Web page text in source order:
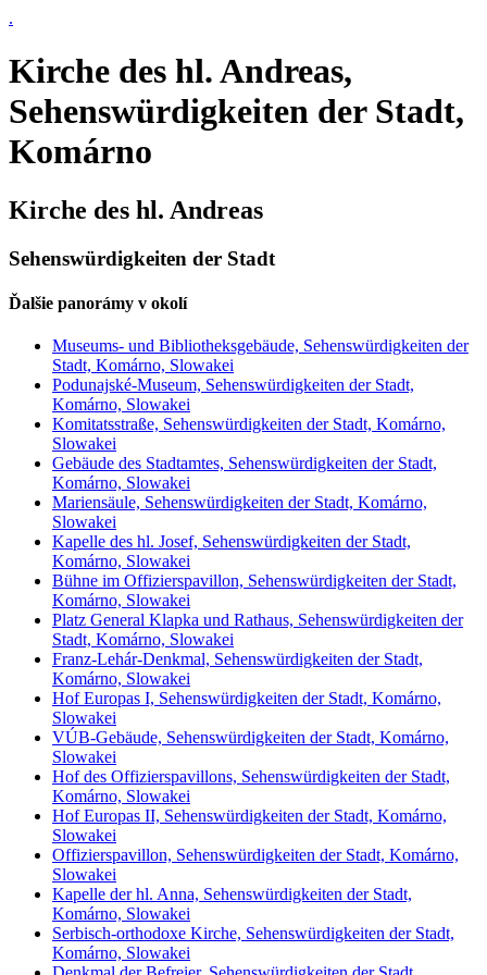
.
Kirche des hl. Andreas,
Sehenswürdigkeiten der Stadt,
Komárno
Kirche des hl. Andreas
Sehenswürdigkeiten der Stadt
Ďalšie panorámy v okolí
Museums- und Bibliotheksgebäude, Sehenswürdigkeiten der
Stadt, Komárno, Slowakei
Podunajské-Museum, Sehenswürdigkeiten der Stadt,
Komárno, Slowakei
Komitatsstraße, Sehenswürdigkeiten der Stadt, Komárno,
Slowakei
Gebäude des Stadtamtes, Sehenswürdigkeiten der Stadt,
Komárno, Slowakei
Mariensäule, Sehenswürdigkeiten der Stadt, Komárno,
Slowakei
Kapelle des hl. Josef, Sehenswürdigkeiten der Stadt,
Komárno, Slowakei
Bühne im Offizierspavillon, Sehenswürdigkeiten der Stadt,
Komárno, Slowakei
Platz General Klapka und Rathaus, Sehenswürdigkeiten der
Stadt, Komárno, Slowakei
Franz-Lehár-Denkmal, Sehenswürdigkeiten der Stadt,
Komárno, Slowakei
Hof Europas I, Sehenswürdigkeiten der Stadt, Komárno,
Slowakei
VÚB-Gebäude, Sehenswürdigkeiten der Stadt, Komárno,
Slowakei
Hof des Offizierspavillons, Sehenswürdigkeiten der Stadt,
Komárno, Slowakei
Hof Europas II, Sehenswürdigkeiten der Stadt, Komárno,
Slowakei
Offizierspavillon, Sehenswürdigkeiten der Stadt, Komárno,
Slowakei
Kapelle der hl. Anna, Sehenswürdigkeiten der Stadt,
Komárno, Slowakei
Serbisch-orthodoxe Kirche, Sehenswürdigkeiten der Stadt,
Komárno, Slowakei